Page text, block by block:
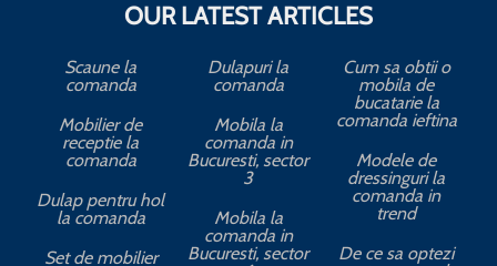
OUR LATEST ARTICLES
Scaune la
comanda
Mobilier de
receptie la
comanda
Dulap pentru hol
la comanda
Set de mobilier
Dulapuri la
comanda
Mobila la
comanda in
Bucuresti, sector
3
Mobila la
comanda in
Bucuresti, sector
Cum sa obtii o
mobila de
bucatarie la
comanda ieftina
Modele de
dressinguri la
comanda in
trend
De ce sa optezi